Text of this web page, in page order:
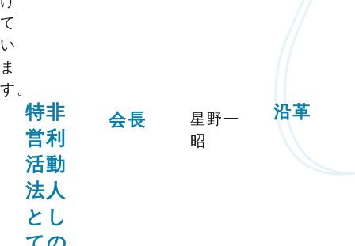
て
い
ま
す。
特非
営利
活動
法人
とし
会長
星野一
昭
沿革